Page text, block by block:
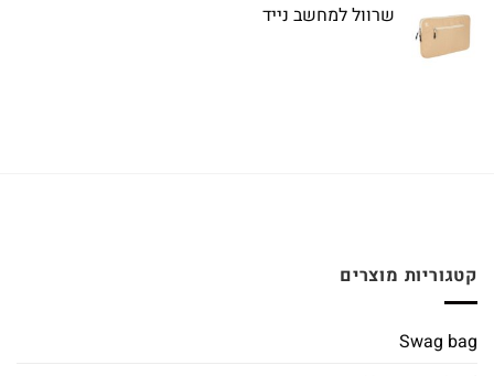
שרוול למחשב נייד
קטגוריות מוצרים
Swag bag